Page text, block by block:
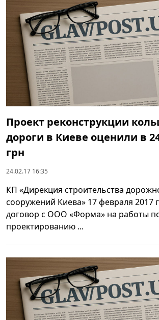
Проект реконструкции
дороги в Киеве оценили в
грн
24.02.17 16:35
КП «Дирекция строительства
сооружений Киева» 17 февраля 2017
договор с ООО «Форма» на работы
проектированию ...